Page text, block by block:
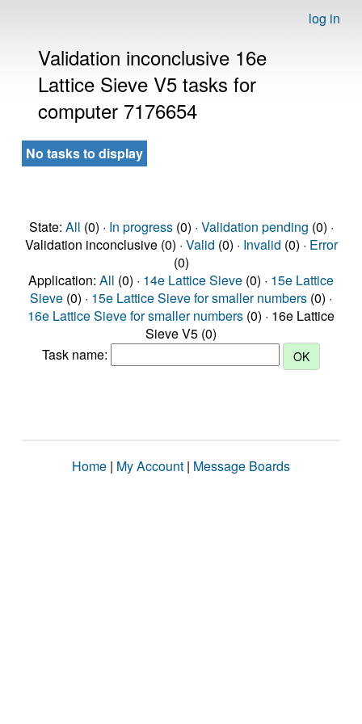
log in
Validation inconclusive 16e
Lattice Sieve V5 tasks for
computer 7176654
No tasks to display
State: All (0) · In progress(0) · Validation pending (0) ·
Validation inconclusive (0) · Valid (0) · Invalid (0) · Error
(0)
Application: All (0) · 14e Lattice Sieve (0) · 15e Lattice
Sieve (0) · 15e Lattice Sieve for smaller numbers (0) ·
16e Lattice Sieve for smaller numbers (0) · 16e Lattice
Sieve V5 (0)
Task name:
Home | My Account | Message Boards